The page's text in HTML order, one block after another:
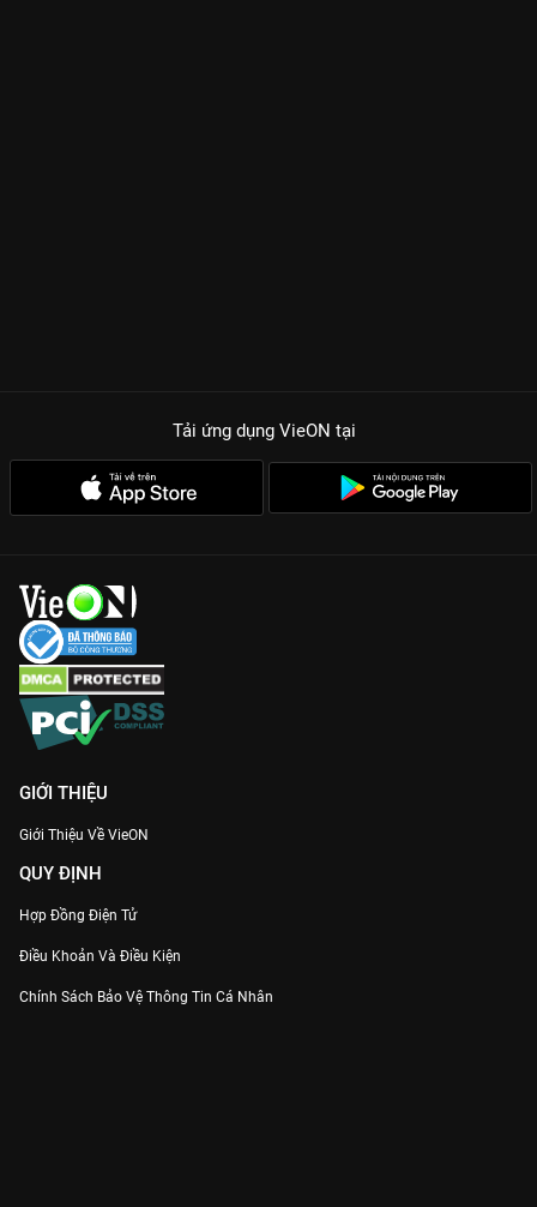
Tải ứng dụng VieON tại
GIỚI THIỆU
Giới Thiệu Về VieON
QUY ĐỊNH
Hợp Đồng Điện Tử
Điều Khoản Và Điều Kiện
Chính Sách Bảo Vệ Thông Tin Cá Nhân